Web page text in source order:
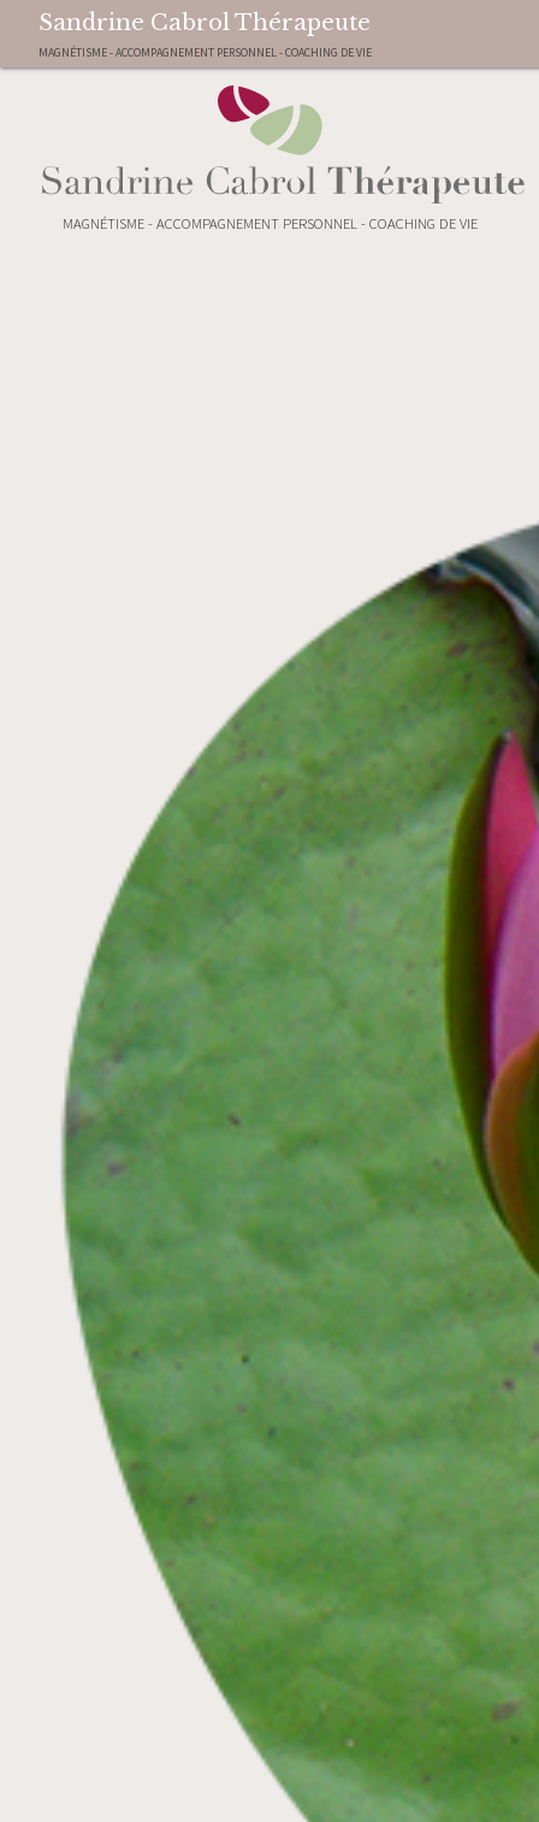
Sandrine Cabrol Thérapeute
MAGNÉTISME - ACCOMPAGNEMENT PERSONNEL - COACHING DE VIE
MAGNÉTISME - ACCOMPAGNEMENT PERSONNEL - COACHING DE VIE